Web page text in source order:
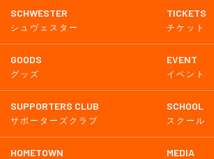
SCHWESTER
シュヴェスター
TICKETS
チケット
GOODS
グッズ
EVENT
イベント
SUPPORTERS CLUB
サポーターズクラブ
SCHOOL
スクール
HOMETOWN MEDIA